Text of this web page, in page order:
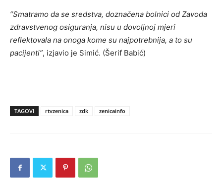
“Smatramo da se sredstva, doznačena bolnici od Zavoda
zdravstvenog osiguranja, nisu u dovoljnoj mjeri
reflektovala na onoga kome su najpotrebnija, a to su
pacijenti”, izjavio je Simić. (Šerif Babić)
TAGOVI rtvzenica zdk zenicainfo